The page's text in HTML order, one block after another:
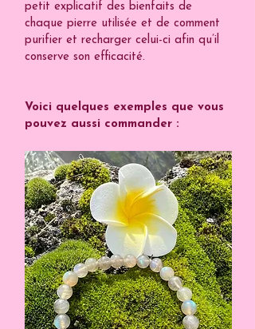
petit explicatif des bienfaits de
chaque pierre utilisée et de comment
purifier et recharger celui-ci afin qu’il
conserve son efficacité.
Voici quelques exemples que vous
pouvez aussi commander :